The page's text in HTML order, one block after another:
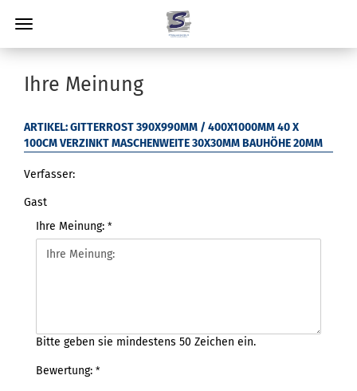
Ihre Meinung
ARTIKEL: GITTERROST 390X990MM / 400X1000MM 40 X
100CM VERZINKT MASCHENWEITE 30X30MM BAUHÖHE 20MM
Verfasser:
Gast
Ihre Meinung:
Bitte geben sie mindestens 50 Zeichen ein.
Bewertung: